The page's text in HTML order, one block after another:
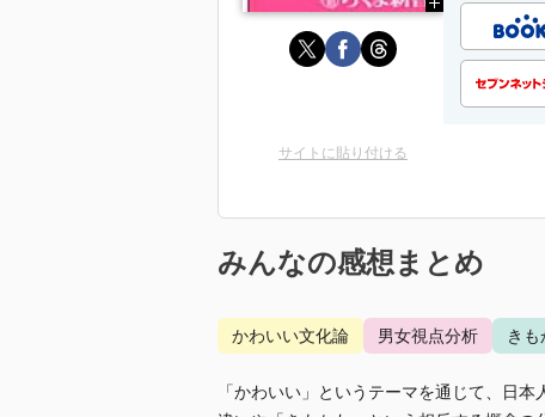
サイトに貼り付ける
みんなの感想まとめ
かわいい文化論 男女視点分析 き
「かわいい」というテーマを通じて、日